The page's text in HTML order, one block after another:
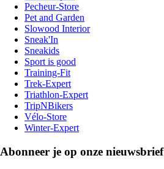
Pecheur-Store
Pet and Garden
Slowood Interior
Sneak'In
Sneakids
Sport is good
Training-Fit
Trek-Expert
Triathlon-Expert
TripNBikers
Vélo-Store
Winter-Expert
Abonneer je op onze nieuwsbrief